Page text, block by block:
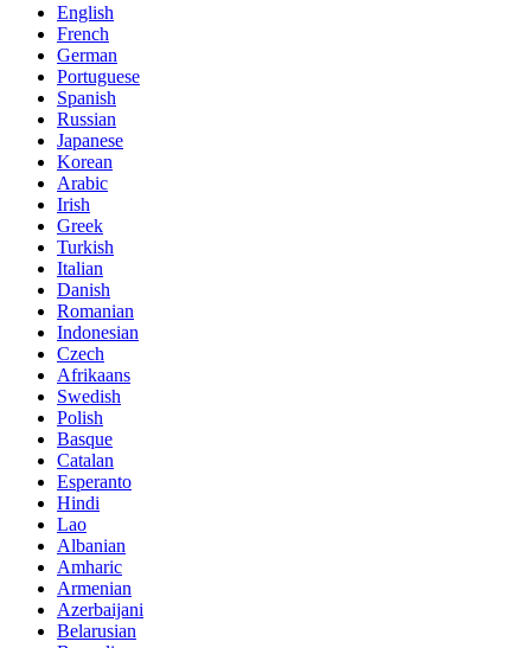
English
French
German
Portuguese
Spanish
Russian
Japanese
Korean
Arabic
Irish
Greek
Turkish
Italian
Danish
Romanian
Indonesian
Czech
Afrikaans
Swedish
Polish
Basque
Catalan
Esperanto
Hindi
Lao
Albanian
Amharic
Armenian
Azerbaijani
Belarusian